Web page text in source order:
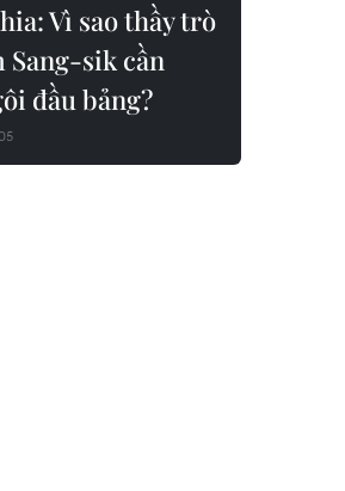
Vì sao thầy trò
Sang-sik cần
đầu bảng?